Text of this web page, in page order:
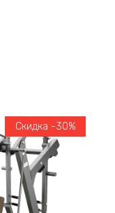
Скидка -30%